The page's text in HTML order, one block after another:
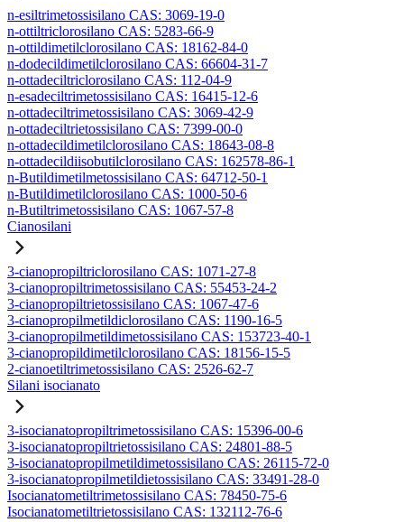
n-esiltrimetossisilano CAS: 3069-19-0
n-ottiltriclorosilano CAS: 5283-66-9
n-ottildimetilclorosilano CAS: 18162-84-0
n-dodecildimetilclorosilano CAS: 66604-31-7
n-ottadeciltriclorosilano CAS: 112-04-9
n-esadeciltrimetossisilano CAS: 16415-12-6
n-ottadeciltrimetossisilano CAS: 3069-42-9
n-ottadeciltrietossisilano CAS: 7399-00-0
n-ottadecildimetilclorosilano CAS: 18643-08-8
n-ottadecildiisobutilclorosilano CAS: 162578-86-1
n-Butildimetilmetossisilano CAS: 64712-50-1
n-Butildimetilclorosilano CAS: 1000-50-6
n-Butiltrimetossisilano CAS: 1067-57-8
Cianosilani
3-cianopropiltriclorosilano CAS: 1071-27-8
3-cianopropiltrimetossisilano CAS: 55453-24-2
3-cianopropiltrietossisilano CAS: 1067-47-6
3-cianopropilmetildiclorosilano CAS: 1190-16-5
3-cianopropilmetildimetossisilano CAS: 153723-40-1
3-cianopropildimetilclorosilano CAS: 18156-15-5
2-cianoetiltrimetossisilano CAS: 2526-62-7
Silani isocianato
3-isocianatopropiltrimetossisilano CAS: 15396-00-6
3-isocianatopropiltrietossisilano CAS: 24801-88-5
3-isocianatopropilmetildimetossisilano CAS: 26115-72-0
3-isocianatopropilmetildietossisilano CAS: 33491-28-0
Isocianatometiltrimetossisilano CAS: 78450-75-6
Isocianatometiltrietossisilano CAS: 132112-76-6